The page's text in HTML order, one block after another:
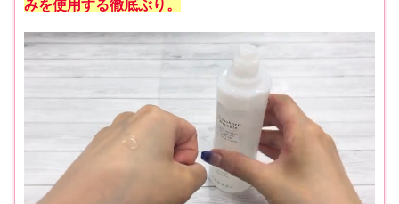
みを使用する徹底ぶり。